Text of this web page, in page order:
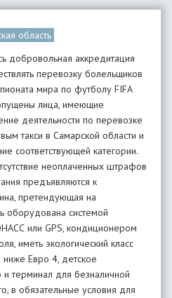
область
добровольная аккредитация
перевозку болельщиков
мира по футболу FIFA
лица, имеющие
деятельности по перевозке
такси в Самарской области и
соответствующей категории.
неоплаченных штрафов
предъявляются к
претендующая на
оборудована системой
или GPS, кондиционером
иметь экологический класс
ниже Евро 4, детское
терминал для безналичной
в обязательные условия для